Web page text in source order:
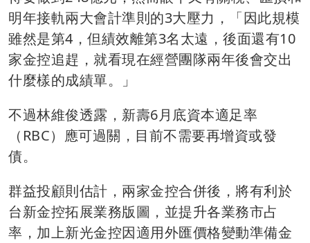
明年接軌兩大會計準則的3大壓力，「因此規模
雖然是第4，但績效離第3名太遠，後面還有10
家金控追趕，就看現在經營團隊兩年後會交出
什麼樣的成績單。」
不過林維俊透露，新壽6月底資本適足率
（RBC）應可過關，目前不需要再增資或發
債。
群益投顧則估計，兩家金控合併後，將有利於
台新金控拓展業務版圖，並提升各業務市占
率，加上新光金控因適用外匯價格變動準備金